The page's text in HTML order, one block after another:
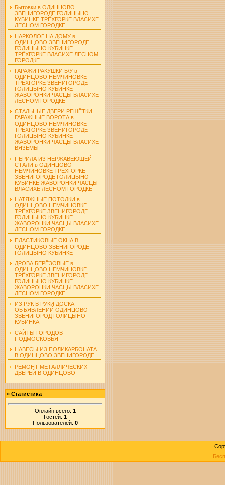
Бытовки в ОДИНЦОВО
ЗВЕНИГОРОДЕ ГОЛИЦЫНО
КУБИНКЕ ТРЁХГОРКЕ ВЛАСИХЕ
ЛЕСНОМ ГОРОДКЕ
НАРКОЛОГ НА ДОМУ в
ОДИНЦОВО ЗВЕНИГОРОДЕ
ГОЛИЦЫНО КУБИНКЕ
ТРЁХГОРКЕ ВЛАСИХЕ ЛЕСНОМ
ГОРОДКЕ
ГАРАЖИ РАКУШКИ Б/У в
ОДИНЦОВО НЕМЧИНОВКЕ
ТРЁХГОРКЕ ЗВЕНИГОРОДЕ
ГОЛИЦЫНО КУБИНКЕ
ЖАВОРОНКИ ЧАСЦЫ ВЛАСИХЕ
ЛЕСНОМ ГОРОДКЕ
СТАЛЬНЫЕ ДВЕРИ РЕШЁТКИ
ГАРАЖНЫЕ ВОРОТА в
ОДИНЦОВО НЕМЧИНОВКЕ
ТРЁХГОРКЕ ЗВЕНИГОРОДЕ
ГОЛИЦЫНО КУБИНКЕ
ЖАВОРОНКИ ЧАСЦЫ ВЛАСИХЕ
ВЯЗЁМЫ
ПЕРИЛА ИЗ НЕРЖАВЕЮЩЕЙ
СТАЛИ в ОДИНЦОВО
НЕМЧИНОВКЕ ТРЁХГОРКЕ
ЗВЕНИГОРОДЕ ГОЛИЦЫНО
КУБИНКЕ ЖАВОРОНКИ ЧАСЦЫ
ВЛАСИХЕ ЛЕСНОМ ГОРОДКЕ
НАТЯЖНЫЕ ПОТОЛКИ в
ОДИНЦОВО НЕМЧИНОВКЕ
ТРЁХГОРКЕ ЗВЕНИГОРОДЕ
ГОЛИЦЫНО КУБИНКЕ
ЖАВОРОНКИ ЧАСЦЫ ВЛАСИХЕ
ЛЕСНОМ ГОРОДКЕ
ПЛАСТИКОВЫЕ ОКНА В
ОДИНЦОВО ЗВЕНИГОРОДЕ
ГОЛИЦЫНО КУБИНКЕ
ДРОВА БЕРЁЗОВЫЕ в
ОДИНЦОВО НЕМЧИНОВКЕ
ТРЁХГОРКЕ ЗВЕНИГОРОДЕ
ГОЛИЦЫНО КУБИНКЕ
ЖАВОРОНКИ ЧАСЦЫ ВЛАСИХЕ
ЛЕСНОМ ГОРОДКЕ
ИЗ РУК В РУКИ ДОСКА
ОБЪЯВЛЕНИЙ ОДИНЦОВО
ЗВЕНИГОРОД ГОЛИЦЫНО
КУБИНКА
САЙТЫ ГОРОДОВ
ПОДМОСКОВЬЯ
НАВЕСЫ ИЗ ПОЛИКАРБОНАТА
В ОДИНЦОВО ЗВЕНИГОРОДЕ
РЕМОНТ МЕТАЛЛИЧЕСКИХ
ДВЕРЕЙ В ОДИНЦОВО
» Статистика
Онлайн всего: 1
Гостей: 1
Пользователей: 0